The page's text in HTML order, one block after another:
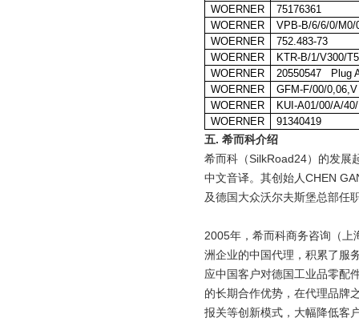
WOERNER
75176361
WOERNER
VPB-B/6/6/0/M0/
WOERNER
752.483-73
WOERNER
KTR-B/1/V300/
WOERNER
20550547 Plug
WOERNER
GFM-F/00/
WOERNER
KUI-A01/00/A/
WOERNER
91340419
五. 希而科介绍
希而科（SilkRoad24）的发展
中文音译。其创始人CHEN
及德国大众沃尔夫斯堡总部任
2005年，希而科商务咨询（上
洲企业的中国代理，积累了服
应中国客户对德国工业品零配
的长期合作优势，在代理品牌
报关等创新模式，大幅降低客